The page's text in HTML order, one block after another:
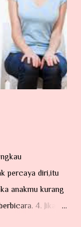
paling syok sekali
telinga,
percaya diri,itu
anakmu kurang
4. Jika